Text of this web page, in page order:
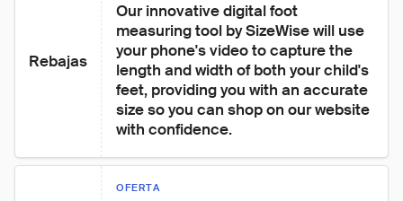
Rebajas
Our innovative digital foot
measuring tool by SizeWise will use
your phone's video to capture the
length and width of both your child's
feet, providing you with an accurate
size so you can shop on our website
with confidence.
OFERTA